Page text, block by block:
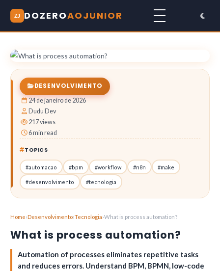
ZJ DOZEROAOJUNIOR
DESENVOLVIMENTO
24 de janeiro de 2026
Dudu Dev
217 views
6 min read
TOPICS
#automacao #bpm #workflow #n8n #make
#desenvolvimento #tecnologia
Home›Desenvolvimento›Tecnologia›What is process automation?
What is process automation?
Automation of processes eliminates repetitive tasks
and reduces errors. Understand BPM, BPMN, low-code